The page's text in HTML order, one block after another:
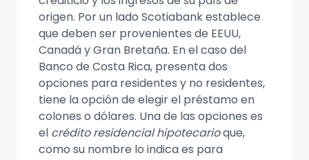
origen. Por un lado Scotiabank establece
que deben ser provenientes de EEUU,
Canadá y Gran Bretaña. En el caso del
Banco de Costa Rica, presenta dos
opciones para residentes y no residentes,
tiene la opción de elegir el préstamo en
colones o dólares. Una de las opciones es
el crédito residencial hipotecarioque,
como su nombre lo indica es para